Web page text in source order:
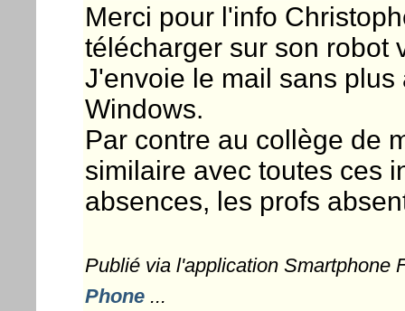
Merci pour l'info
télécharger sur son robot
J'envoie le mail sans
Windows.
Par contre au collège de
similaire avec toutes ces
absences, les profs
Publié via l'application Smartphone
Phone...